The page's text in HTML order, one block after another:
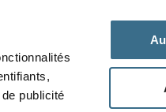
publicité